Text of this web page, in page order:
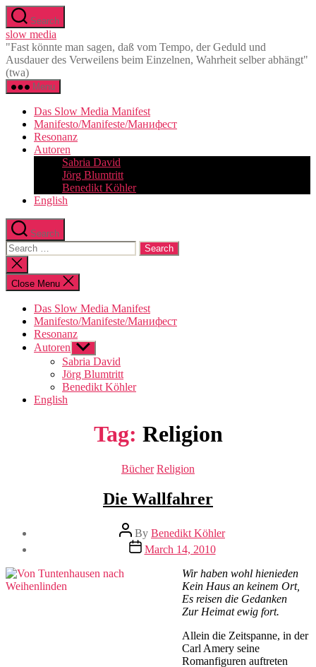
Skip
to
the
content
Search
slow media
"Fast könnte man sagen, daß vom Tempo, der Geduld und
Ausdauer des Verweilens beim Einzelnen, Wahrheit selber abhängt"
(twa)
Menu
Das Slow Media Manifest
Manifesto/Manifeste/Манифест
Resonanz
Autoren
Sabria David
Jörg Blumtritt
Benedikt Köhler
English
Search
Search
for:
Close
search
Close Menu
Das Slow Media Manifest
Manifesto/Manifeste/Манифест
Resonanz
Autoren Show
sub
menu
Sabria David
Jörg Blumtritt
Benedikt Köhler
English
Tag: Religion
Categories
Bücher Religion
Die Wallfahrer
Post
author
By Benedikt Köhler
Post
date
March 14, 2010
Wir haben wohl hienieden
Kein Haus an keinem Ort,
Es reisen die Gedanken
Zur Heimat ewig fort.
Allein die Zeitspanne, in der
Carl Amery seine
Romanfiguren auftreten